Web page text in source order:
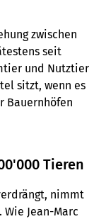
zwischen
seit
und Nutztier
sitzt, wenn es
Bauernhöfen
Tieren
nimmt
Jean-Marc